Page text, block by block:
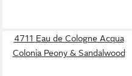
4711 Eau de Cologne Acqua
Colonia Peony & Sandalwood